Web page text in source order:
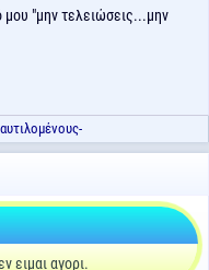
"μην τελειώσεις...μην
ειμαι αγορι.